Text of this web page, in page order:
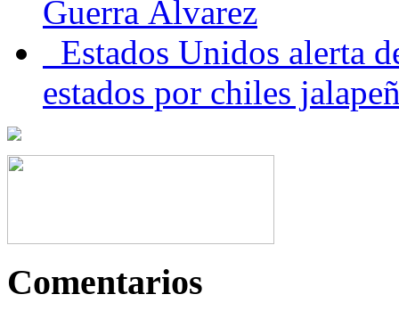
Guerra Álvarez
Estados Unidos alerta
estados por chiles
Comentarios